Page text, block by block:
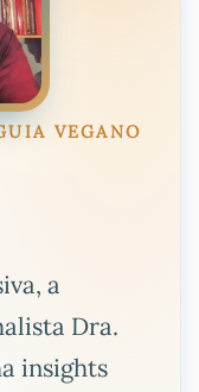
VEGANO
a
Dra.
insights